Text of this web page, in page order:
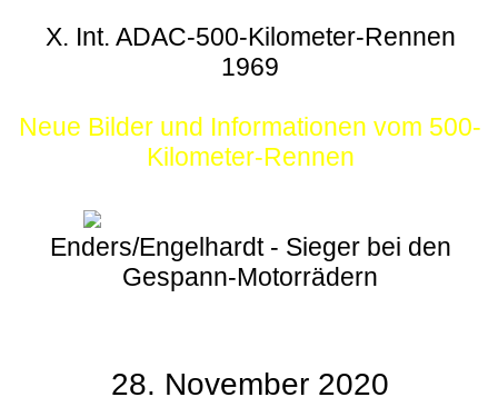
X. Int. ADAC-500-Kilometer-Rennen
1969
Neue Bilder und Informationen vom 500-
Kilometer-Rennen
Enders/Engelhardt - Sieger bei den
Gespann-Motorrädern
28. November 2020